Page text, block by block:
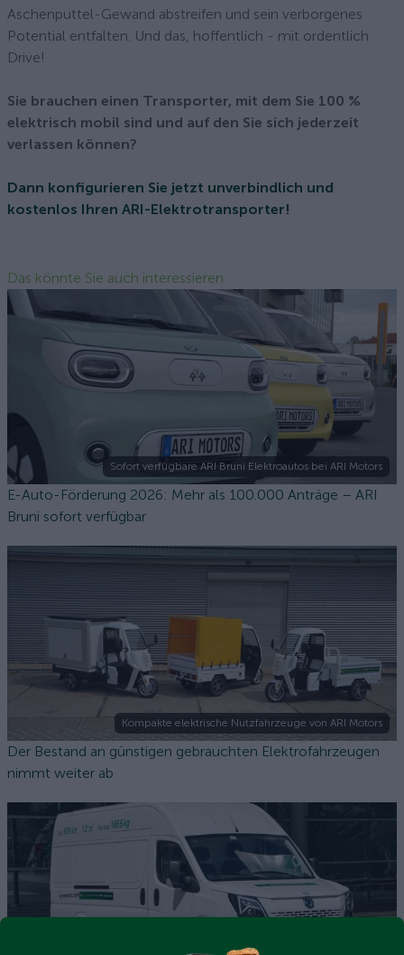
Aschenputtel-Gewand abstreifen und sein verborgenes
Potential entfalten. Und das, hoffentlich - mit ordentlich
Drive!
Sie brauchen einen Transporter, mit dem Sie 100 %
elektrisch mobil sind und auf den Sie sich jederzeit
verlassen können?
Dann konfigurieren Sie jetzt unverbindlich und
kostenlos Ihren ARI-Elektrotransporter!
Das könnte Sie auch interessieren
Sofort verfügbare ARI Bruni Elektroautos bei ARI Motors
E-Auto-Förderung 2026: Mehr als 100.000 Anträge – ARI
Bruni sofort verfügbar
Kompakte elektrische Nutzfahrzeuge von ARI Motors
Der Bestand an günstigen gebrauchten Elektrofahrzeugen
nimmt weiter ab